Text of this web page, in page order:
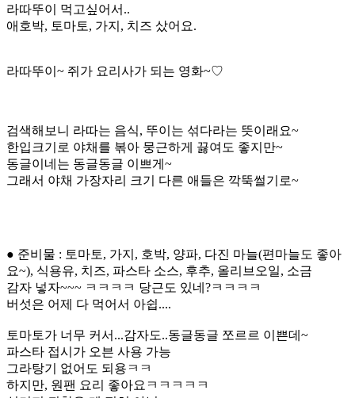
라따뚜이 먹고싶어서..
애호박, 토마토, 가지, 치즈 샀어요.
라따뚜이~ 쥐가 요리사가 되는 영화~♡
검색해보니 라따는 음식, 뚜이는 섞다라는 뜻이래요~
한입크기로 야채를 볶아 뭉근하게 끓여도 좋지만~
동글이네는 동글동글 이쁘게~
그래서 야채 가장자리 크기 다른 애들은 깍뚝썰기로~
● 준비물 : 토마토, 가지, 호박, 양파, 다진 마늘(편마늘도 좋아
요~), 식용유, 치즈, 파스타 소스, 후추, 올리브오일, 소금
감자 넣자~~~ ㅋㅋㅋㅋ 당근도 있네?ㅋㅋㅋㅋ
버섯은 어제 다 먹어서 아쉽....
토마토가 너무 커서...감자도..동글동글 쪼르르 이쁜데~
파스타 접시가 오븐 사용 가능
그라탕기 없어도 되용ㅋㅋ
하지만, 원팬 요리 좋아요ㅋㅋㅋㅋㅋ